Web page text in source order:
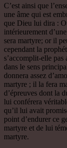
C’est ainsi que
une âme qui est
que Dieu lui dira :
intérieurement
sera martyre; or il
cependant la
s’accomplit-elle pas
dans le sens
donnera assez
martyre ; il la fera
d’épreuves dont la
lui conférera
qu’il lui avait
point d’endurer ce
martyre et de lui
martyre.